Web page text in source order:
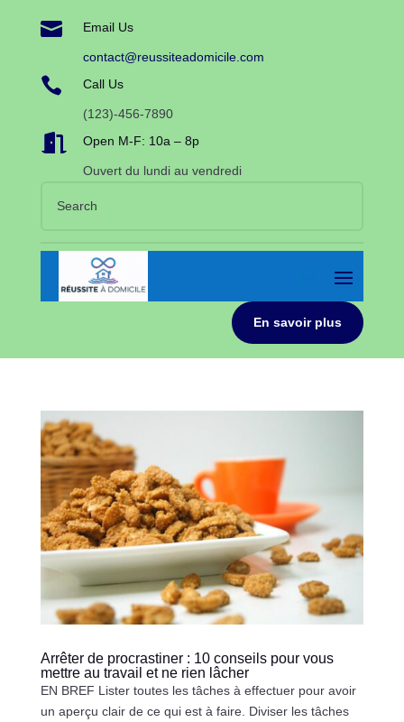
 Email Us
contact@reussiteadomicile.com
 Call Us
(123)-456-7890
 Open M-F: 10a – 8p
Ouvert du lundi au vendredi
En savoir plus
Arrêter de procrastiner : 10 conseils pour vous
mettre au travail et ne rien lâcher
EN BREF Lister toutes les tâches à effectuer pour avoir
un aperçu clair de ce qui est à faire. Diviser les tâches